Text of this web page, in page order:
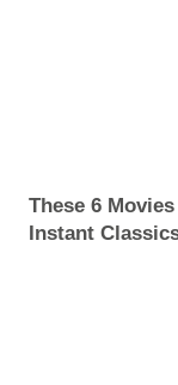
These 6
Instant